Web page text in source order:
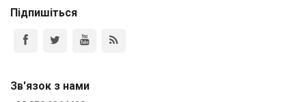
Підпишіться
Зв'язок з нами